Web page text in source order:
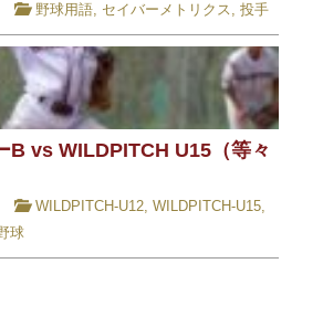
野球用語, セイバーメトリクス, 投手
B vs WILDPITCH U15（等々
WILDPITCH-U12, WILDPITCH-U15,
球